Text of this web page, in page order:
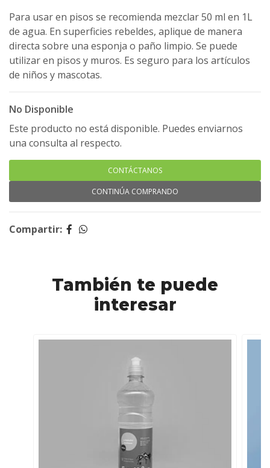
Para usar en pisos se recomienda mezclar 50 ml en 1L
de agua. En superficies rebeldes, aplique de manera
directa sobre una esponja o paño limpio. Se puede
utilizar en pisos y muros. Es seguro para los artículos
de niños y mascotas.
No Disponible
Este producto no está disponible. Puedes enviarnos
una consulta al respecto.
CONTÁCTANOS
CONTINÚA COMPRANDO
Compartir:
También te puede
interesar